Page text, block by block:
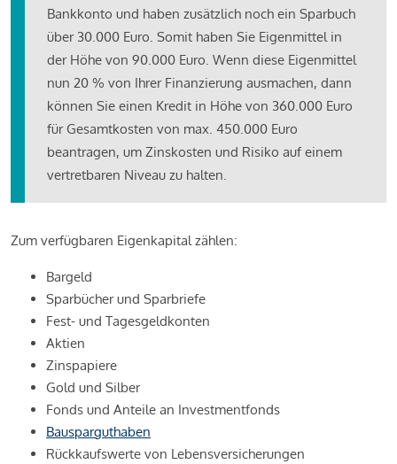
Bankkonto und haben zusätzlich noch ein Sparbuch
über 30.000 Euro. Somit haben Sie Eigenmittel in
der Höhe von 90.000 Euro. Wenn diese Eigenmittel
nun 20 % von Ihrer Finanzierung ausmachen, dann
können Sie einen Kredit in Höhe von 360.000 Euro
für Gesamtkosten von max. 450.000 Euro
beantragen, um Zinskosten und Risiko auf einem
vertretbaren Niveau zu halten.
Zum verfügbaren Eigenkapital zählen:
Bargeld
Sparbücher und Sparbriefe
Fest- und Tagesgeldkonten
Aktien
Zinspapiere
Gold und Silber
Fonds und Anteile an Investmentfonds
Bausparguthaben
Rückkaufswerte von Lebensversicherungen